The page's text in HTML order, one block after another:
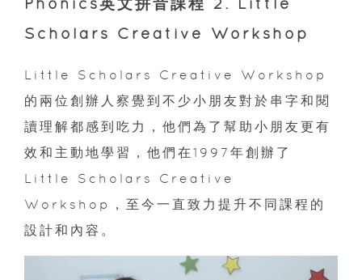
Phonics英文拼音課程 2. Little
Scholars Creative Workshop
Little Scholars Creative Workshop
的兩位創辦人察覺到不少小朋友對於串字和閱
讀理解都感到吃力，他們為了幫助小朋友更有
效和主動地學習，他們在1997年創辦了
Little Scholars Creative
Workshop，至今一直致力提升不同課程的
設計和內容。